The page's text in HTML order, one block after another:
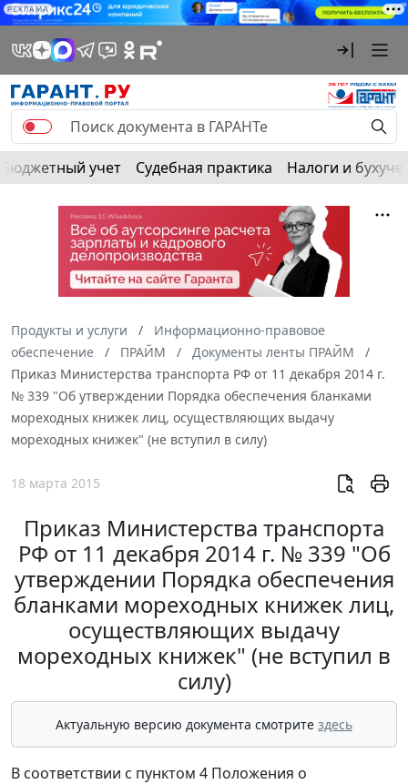
РЕКЛАМА
Бюджетный учет Судебная практика Налоги и
Продукты и услуги
Информационно-правовое
обеспечение
ПРАЙМ
Документы ленты ПРАЙМ
Приказ Министерства транспорта РФ от 11 декабря 2014 г.
№ 339 "Об утверждении Порядка обеспечения бланками
мореходных книжек лиц, осуществляющих выдачу
мореходных книжек" (не вступил в силу)
18 марта 2015
Приказ Министерства транспорта
РФ от 11 декабря 2014 г. № 339 "Об
утверждении Порядка обеспечения
бланками мореходных книжек лиц,
осуществляющих выдачу
мореходных книжек" (не вступил в
силу)
Актуальную версию документа смотрите здесь
В соответствии с пунктом 4 Положения о